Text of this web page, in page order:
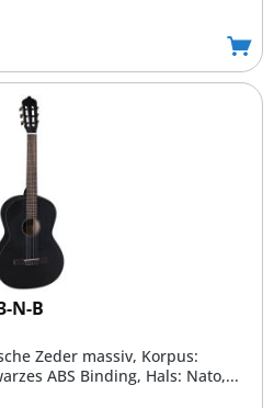
N-B
Zeder massiv, Korpus:
ABS Binding, Hals: Nato,...